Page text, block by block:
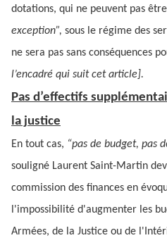
dotations, qui ne peuvent pas
exception”, sous le régime des
ne sera pas sans conséquences
l’encadré qui suit cet article].
Pas d’effectifs
la justice
En tout cas, “pas de budget, pas
souligné Laurent Saint-Martin
commission des finances en
l'impossibilité d'augmenter les
Armées, de la Justice ou de